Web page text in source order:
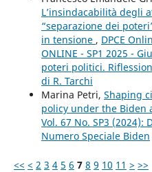
L’insindacabilità degli
“separazione dei
in tensione , DPCE
ONLINE - SP1 2025 -
poteri politici.
di R. Tarchi
Marina Petri, Shaping
policy under the Biden
Vol. 67 No. SP3 (2024):
Numero Speciale Biden
<< < 2 3 4 5 6 7 8 9 10 11 > >>